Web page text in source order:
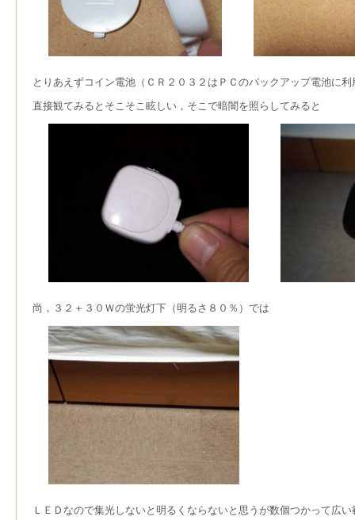
とりあえずコイン電池（ＣＲ２０３２はＰＣのバックアップ電池に
直接観てみるとそこそこ眩しい，そこで暗闇を照らしてみると
尚，３２＋３０Ｗの蛍光灯下（明るさ８０％）では
ＬＥＤなので集光しないと明るくならないと思うが数個つかって広